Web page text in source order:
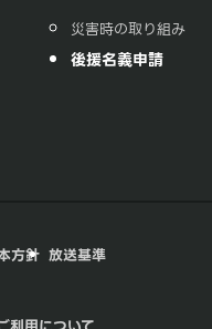
災害時の取り組み
後援名義申請
方針 放送基準